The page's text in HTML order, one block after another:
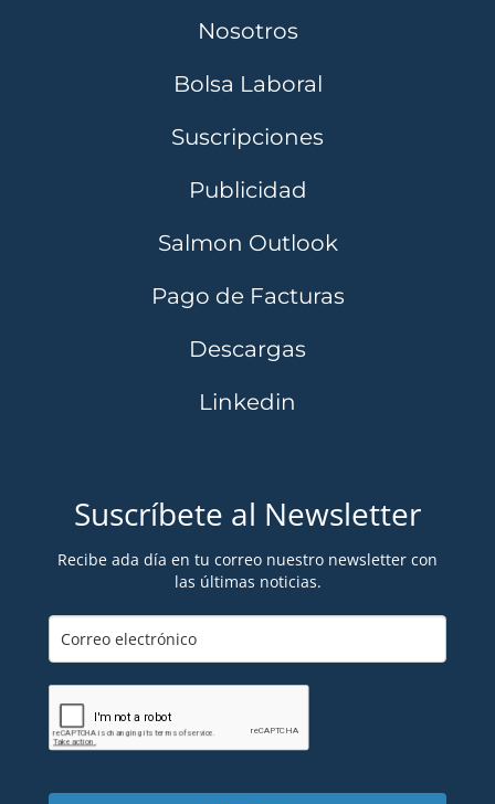
Nosotros
Bolsa Laboral
Suscripciones
Publicidad
Salmon Outlook
Pago de Facturas
Descargas
Linkedin
Suscríbete al Newsletter
Recibe ada día en tu correo nuestro newsletter con
las últimas noticias.